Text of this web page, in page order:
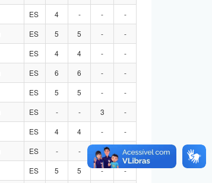
ES 4 - -
-
ES 5 5 -
-
ES 4 4 -
-
ES 6 6 -
-
ES 5 5 -
-
ES - - 3
-
ES 4 4 -
-
ES - - 4
-
ES 5 5 -
-